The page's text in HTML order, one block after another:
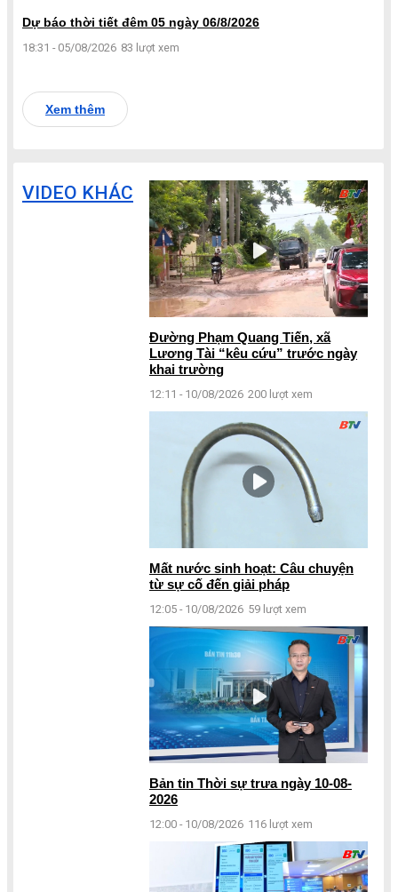
Dự báo thời tiết đêm 05 ngày 06/8/2026
18:31 - 05/08/2026 83 lượt xem
Xem thêm
VIDEO KHÁC
Đường Phạm Quang Tiến, xã
Lương Tài “kêu cứu” trước ngày
khai trường
12:11 - 10/08/2026 200 lượt xem
Mất nước sinh hoạt: Câu chuyện
từ sự cố đến giải pháp
12:05 - 10/08/2026 59 lượt xem
Bản tin Thời sự trưa ngày 10-08-
2026
12:00 - 10/08/2026 116 lượt xem